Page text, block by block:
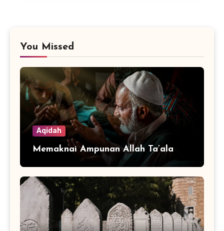
You Missed
Aqidah
Memaknai Ampunan Allah Ta’ala